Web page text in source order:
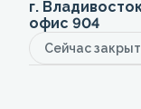
г.
офис 904
Сейчас